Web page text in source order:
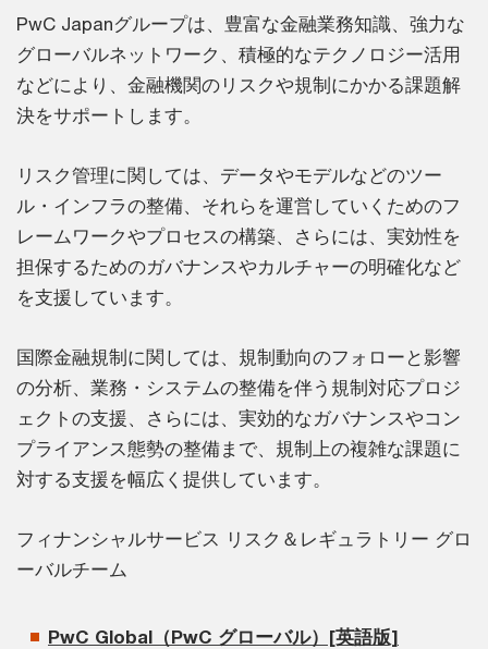
PwC Japanグループは、豊富な金融業務知識、強力な
グローバルネットワーク、積極的なテクノロジー活用
などにより、金融機関のリスクや規制にかかる課題解
決をサポートします。
リスク管理に関しては、データやモデルなどのツー
ル・インフラの整備、それらを運営していくためのフ
レームワークやプロセスの構築、さらには、実効性を
担保するためのガバナンスやカルチャーの明確化など
を支援しています。
国際金融規制に関しては、規制動向のフォローと影響
の分析、業務・システムの整備を伴う規制対応プロジ
ェクトの支援、さらには、実効的なガバナンスやコン
プライアンス態勢の整備まで、規制上の複雑な課題に
対する支援を幅広く提供しています。
フィナンシャルサービス リスク＆レギュラトリー グロ
ーバルチーム
PwC Global（PwC グローバル）[英語版]